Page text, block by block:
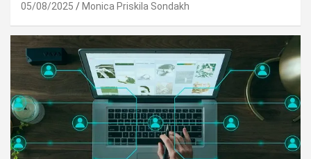
05/08/2025 Monica Priskila Sondakh